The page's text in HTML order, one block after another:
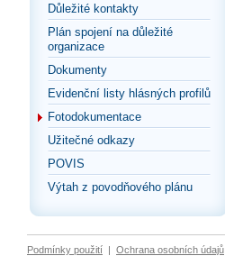
Důležité kontakty
Plán spojení na důležité
organizace
Dokumenty
Evidenční listy hlásných profilů
Fotodokumentace
Užitečné odkazy
POVIS
Výtah z povodňového plánu
Podmínky použití | Ochrana osobních údajů